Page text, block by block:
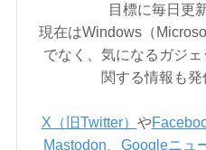
目標に毎日更
現在はWindows（
でなく、気になるガジ
関する情報も発
X（旧Twitter） や
Mastodon
Googleニュ